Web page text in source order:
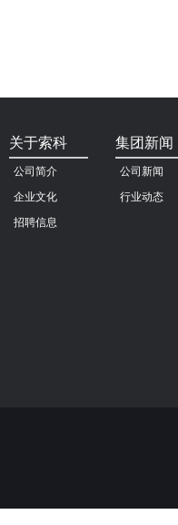
关于索科
公司简介
企业文化
招聘信息
集团新闻
公司新闻
行业动态